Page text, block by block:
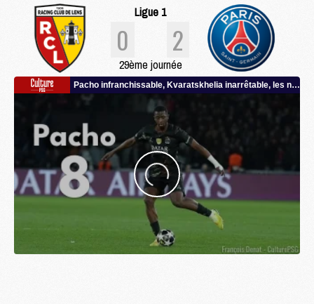
Ligue 1
0 2
29ème journée